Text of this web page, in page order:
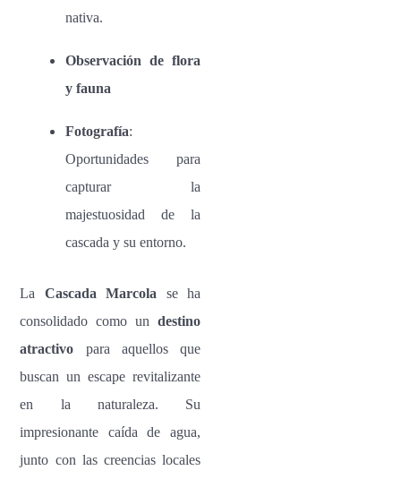
nativa.
Observación de flora
y fauna
Fotografía:
Oportunidades para
capturar la
majestuosidad de la
cascada y su entorno.
La Cascada Marcola se ha
consolidado como un destino
atractivo para aquellos que
buscan un escape revitalizante
en la naturaleza. Su
impresionante caída de agua,
junto con las creencias locales